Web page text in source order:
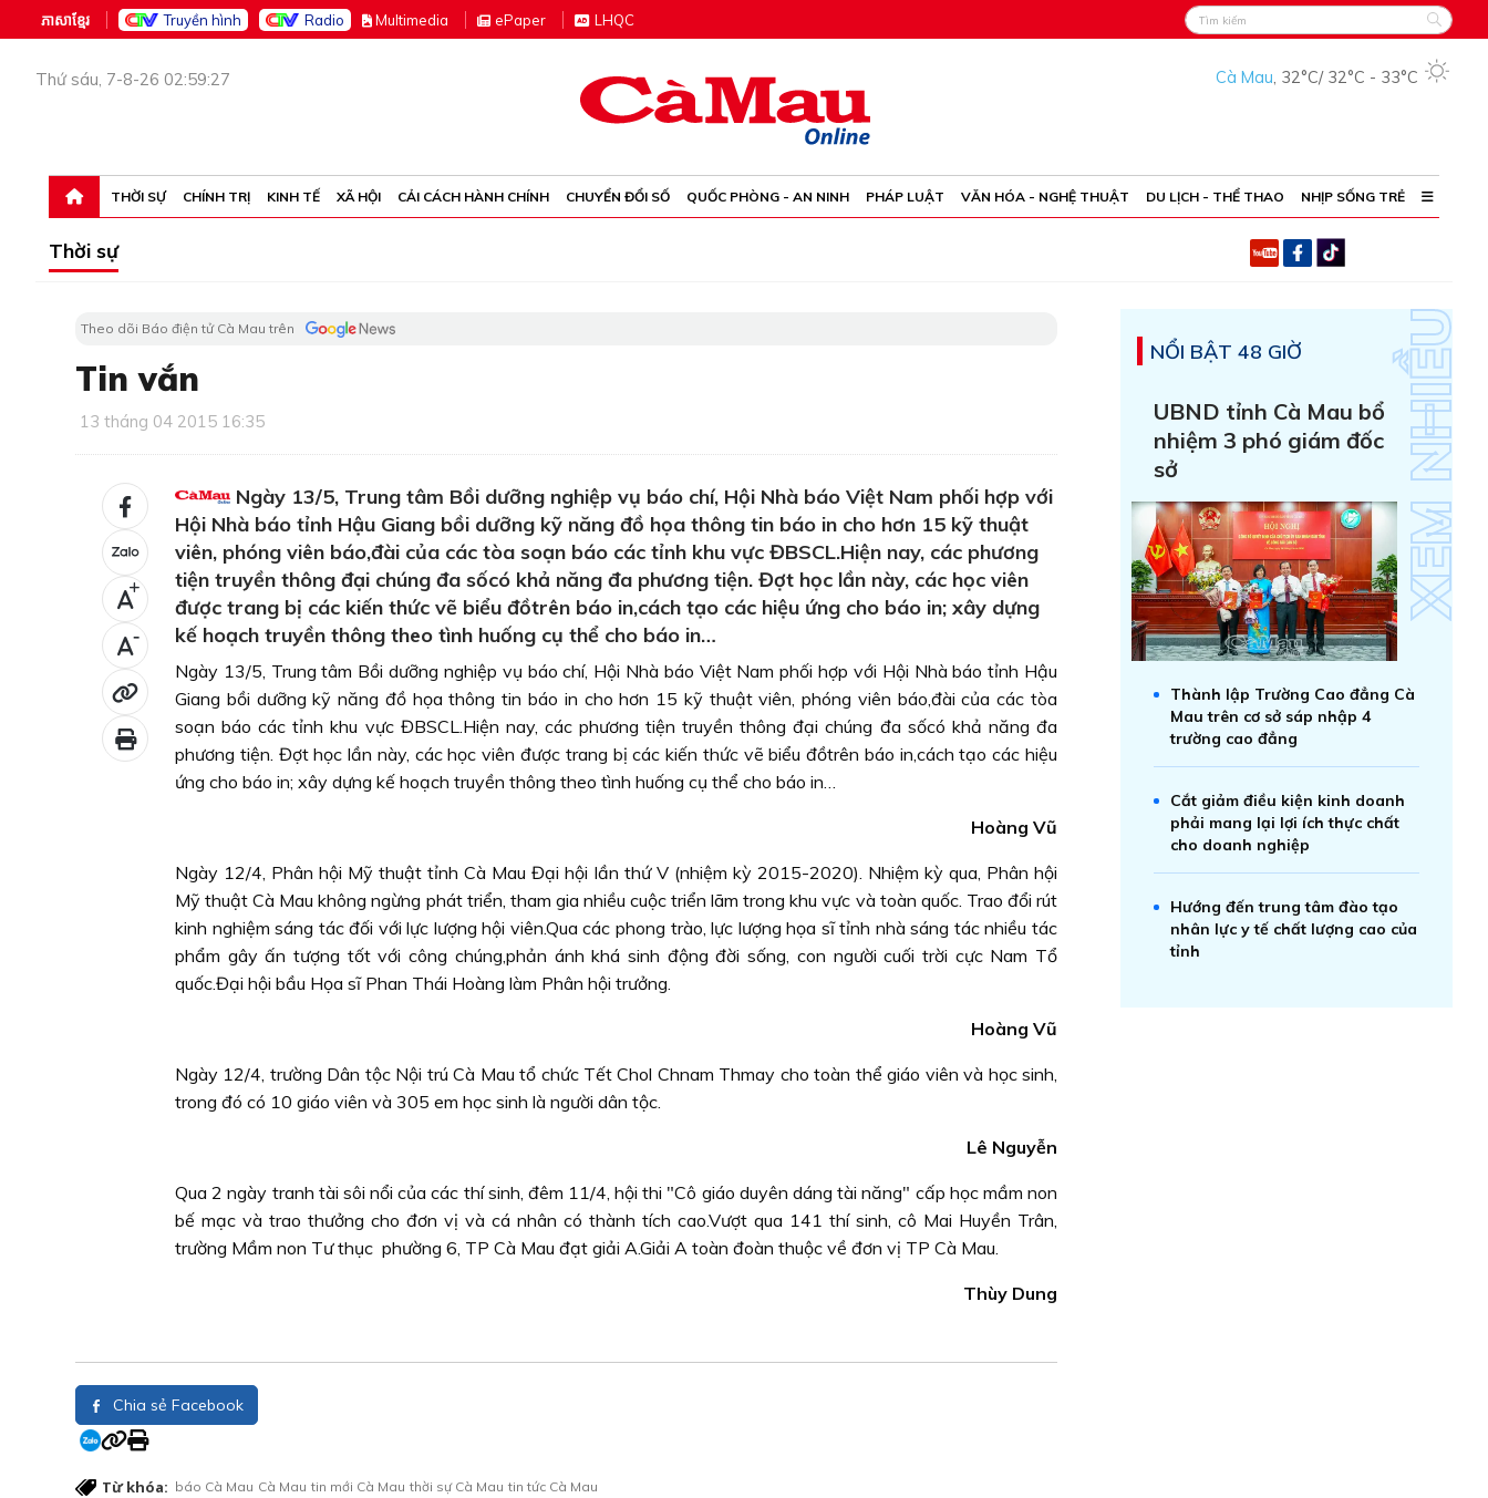
ភាសាខ្មែរ Truyền hình Radio Multimedia ePaper LHQC
Thứ sáu, 7-8-26 02:59:27 Cà Mau, 32°C/ 32°C - 33°C
THỜI SỰ CHÍNH TRỊ KINH TẾ XÃ HỘI CẢI CÁCH HÀNH CHÍNH CHUYỂN ĐỔI SỐ QUỐC PHÒNG - AN NINH PHÁP LUẬT VĂN HÓA - NGHỆ THUẬT DU LỊCH - THỂ THAO NHỊP SỐNG TRẺ
Thời sự
Theo dõi Báo điện tử Cà Mau trên
Tin vắn
13 tháng 04 2015 16:35
+
-
Ngày 13/5, Trung tâm Bồi dưỡng nghiệp vụ báo chí, Hội Nhà báo Việt Nam phối hợp với
Hội Nhà báo tỉnh Hậu Giang bồi dưỡng kỹ năng đồ họa thông tin báo in cho hơn 15 kỹ thuật
viên, phóng viên báo,đài của các tòa soạn báo các tỉnh khu vực ĐBSCL.Hiện nay, các phương
tiện truyền thông đại chúng đa sốcó khả năng đa phương tiện. Đợt học lần này, các học viên
được trang bị các kiến thức vẽ biểu đồtrên báo in,cách tạo các hiệu ứng cho báo in; xây dựng
kế hoạch truyền thông theo tình huống cụ thể cho báo in…
Ngày 13/5, Trung tâm Bồi dưỡng nghiệp vụ báo chí, Hội Nhà báo Việt Nam phối hợp với Hội Nhà báo tỉnh Hậu
Giang bồi dưỡng kỹ năng đồ họa thông tin báo in cho hơn 15 kỹ thuật viên, phóng viên báo,đài của các tòa
soạn báo các tỉnh khu vực ĐBSCL.Hiện nay, các phương tiện truyền thông đại chúng đa sốcó khả năng đa
phương tiện. Đợt học lần này, các học viên được trang bị các kiến thức vẽ biểu đồtrên báo in,cách tạo các hiệu
ứng cho báo in; xây dựng kế hoạch truyền thông theo tình huống cụ thể cho báo in…
Hoàng Vũ
Ngày 12/4, Phân hội Mỹ thuật tỉnh Cà Mau Đại hội lần thứ V (nhiệm kỳ 2015-2020). Nhiệm kỳ qua, Phân hội
Mỹ thuật Cà Mau không ngừng phát triển, tham gia nhiều cuộc triển lãm trong khu vực và toàn quốc. Trao đổi rút
kinh nghiệm sáng tác đối với lực lượng hội viên.Qua các phong trào, lực lượng họa sĩ tỉnh nhà sáng tác nhiều tác
phẩm gây ấn tượng tốt với công chúng,phản ánh khá sinh động đời sống, con người cuối trời cực Nam Tổ
quốc.Đại hội bầu Họa sĩ Phan Thái Hoàng làm Phân hội trưởng.
Hoàng Vũ
Ngày 12/4, trường Dân tộc Nội trú Cà Mau tổ chức Tết Chol Chnam Thmay cho toàn thể giáo viên và học sinh,
trong đó có 10 giáo viên và 305 em học sinh là người dân tộc.
Lê Nguyễn
Qua 2 ngày tranh tài sôi nổi của các thí sinh, đêm 11/4, hội thi "Cô giáo duyên dáng tài năng" cấp học mầm non
bế mạc và trao thưởng cho đơn vị và cá nhân có thành tích cao.Vượt qua 141 thí sinh, cô Mai Huyền Trân,
trường Mầm non Tư thục phường 6, TP Cà Mau đạt giải A.Giải A toàn đoàn thuộc về đơn vị TP Cà Mau.
Thùy Dung
Chia sẻ Facebook
Từ khóa: báo Cà Mau Cà Mau tin mới Cà Mau thời sự Cà Mau tin tức Cà Mau
NỔI BẬT 48 GIỜ
UBND tỉnh Cà Mau bổ
nhiệm 3 phó giám đốc
sở
Thành lập Trường Cao đẳng Cà
Mau trên cơ sở sáp nhập 4
trường cao đẳng
Cắt giảm điều kiện kinh doanh
phải mang lại lợi ích thực chất
cho doanh nghiệp
Hướng đến trung tâm đào tạo
nhân lực y tế chất lượng cao của
tỉnh